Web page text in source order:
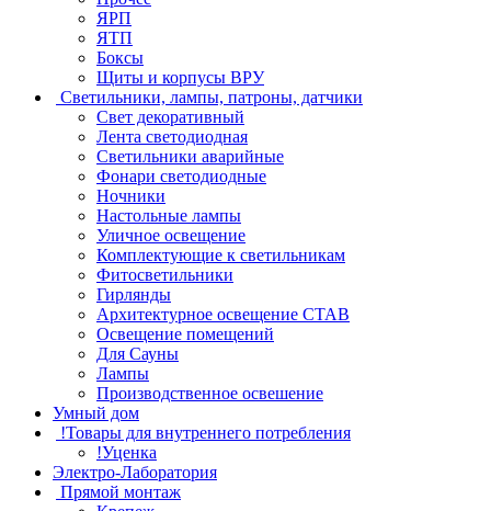
ЯРП
ЯТП
Боксы
Щиты и корпусы ВРУ
Светильники, лампы, патроны, датчики
Свет декоративный
Лента светодиодная
Светильники аварийные
Фонари светодиодные
Ночники
Настольные лампы
Уличное освещение
Комплектующие к светильникам
Фитосветильники
Гирлянды
Архитектурное освещение СТАВ
Освещение помещений
Для Сауны
Лампы
Производственное освешение
Умный дом
!Товары для внутреннего потребления
!Уценка
Электро-Лаборатория
Прямой монтаж